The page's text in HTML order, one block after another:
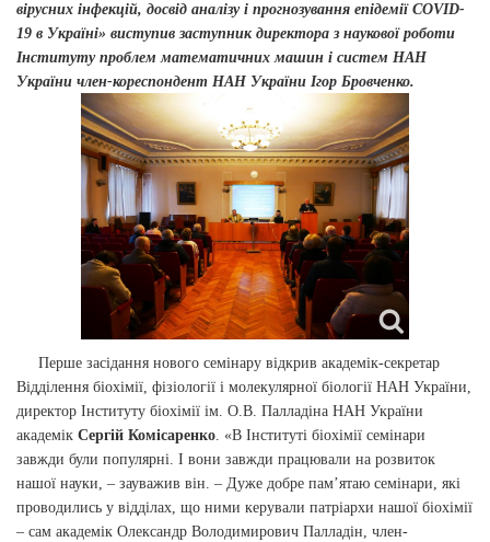
вірусних інфекцій, досвід аналізу і прогнозування епідемії COVID-
19 в Україні» виступив заступник директора з наукової роботи
Інституту проблем математичних машин і систем НАН
України член-кореспондент НАН України Ігор Бровченко.
Перше засідання нового семінару відкрив академік-секретар
Відділення біохімії, фізіології і молекулярної біології НАН України,
директор Інституту біохімії ім. О.В. Палладіна НАН України
академік Сергій Комісаренко. «В Інституті біохімії семінари
завжди були популярні. І вони завжди працювали на розвиток
нашої науки, – зауважив він. – Дуже добре пам’ятаю семінари, які
проводились у відділах, що ними керували патріархи нашої біохімії
– сам академік Олександр Володимирович Палладін, член-